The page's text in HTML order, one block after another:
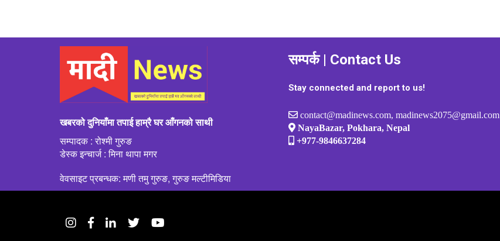
खबरको दुनियाँमा तपाई हाम्रै घर आँगनको साथी
सम्पादक : रोश्मी गुरुङ
डेस्क इन्चार्ज : मिना थापा मगर
वेवसाइट प्रबन्धक: मणी तमु गुरुङ, गुरुङ मल्टीमिडिया
सम्पर्क | Contact Us
Stay connected and report to us!
contact@madinews.com, madinews2075@gmail.com
NayaBazar, Pokhara, Nepal
+977-9846637284